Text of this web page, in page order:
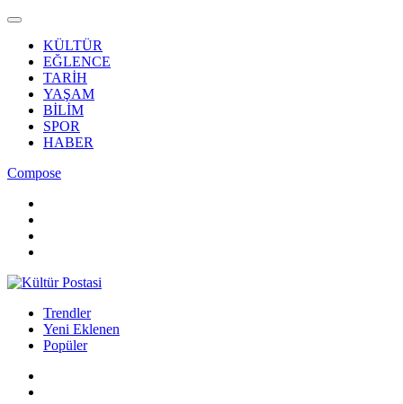
KÜLTÜR
EĞLENCE
TARİH
YAŞAM
BİLİM
SPOR
HABER
Compose
Trendler
Yeni Eklenen
Popüler